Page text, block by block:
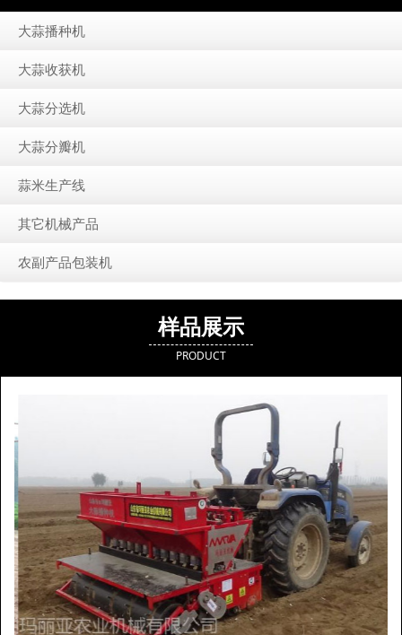
大蒜播种机
大蒜收获机
大蒜分选机
大蒜分瓣机
蒜米生产线
其它机械产品
农副产品包装机
样品展示
PRODUCT